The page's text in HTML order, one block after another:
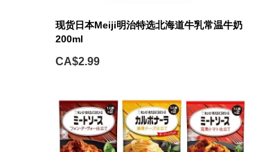
现货日本Meiji明治特选北海道牛乳常温牛奶
200ml
CA$2.99